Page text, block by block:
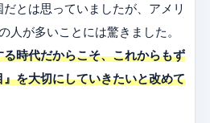
とは思っていましたが、アメリ
人が多いことには驚きました。
時代だからこそ、これからもず
を大切にしていきたいと改めて